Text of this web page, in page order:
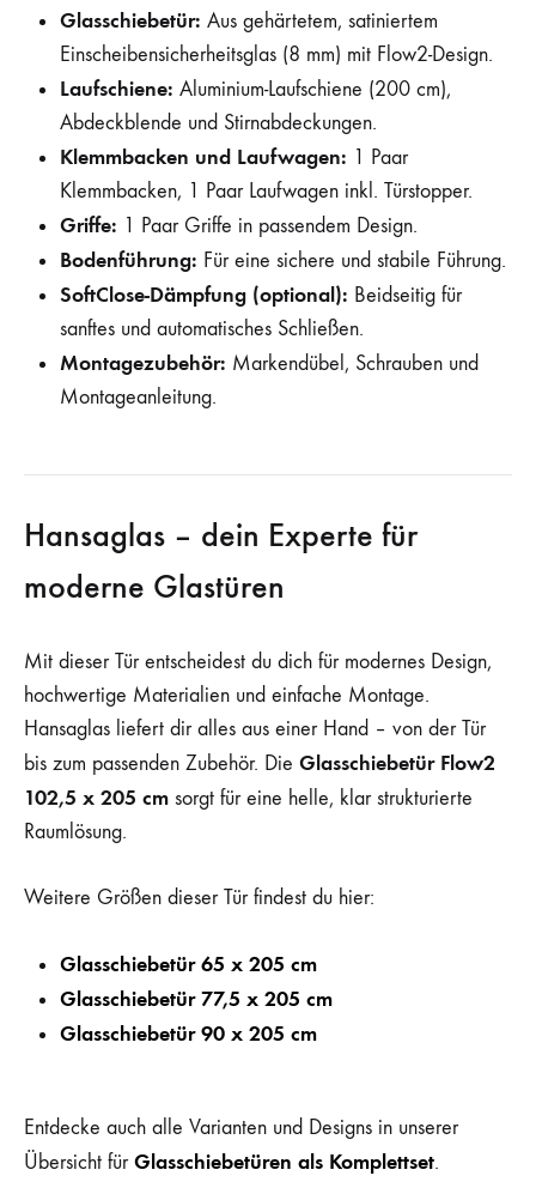
Glasschiebetür: Aus gehärtetem, satiniertem
Einscheibensicherheitsglas (8 mm) mit Flow2-Design.
Laufschiene: Aluminium-Laufschiene (200 cm),
Abdeckblende und Stirnabdeckungen.
Klemmbacken und Laufwagen: 1 Paar
Klemmbacken, 1 Paar Laufwagen inkl. Türstopper.
Griffe: 1 Paar Griffe in passendem Design.
Bodenführung: Für eine sichere und stabile Führung.
SoftClose-Dämpfung (optional): Beidseitig für
sanftes und automatisches Schließen.
Montagezubehör: Markendübel, Schrauben und
Montageanleitung.
Hansaglas – dein Experte für
moderne Glastüren
Mit dieser Tür entscheidest du dich für modernes Design,
hochwertige Materialien und einfache Montage.
Hansaglas liefert dir alles aus einer Hand – von der Tür
bis zum passenden Zubehör. Die Glasschiebetür Flow2
102,5 x 205 cm sorgt für eine helle, klar strukturierte
Raumlösung.
Weitere Größen dieser Tür findest du hier:
Glasschiebetür 65 x 205 cm
Glasschiebetür 77,5 x 205 cm
Glasschiebetür 90 x 205 cm
Entdecke auch alle Varianten und Designs in unserer
Übersicht fürGlasschiebetüren als Komplettset.